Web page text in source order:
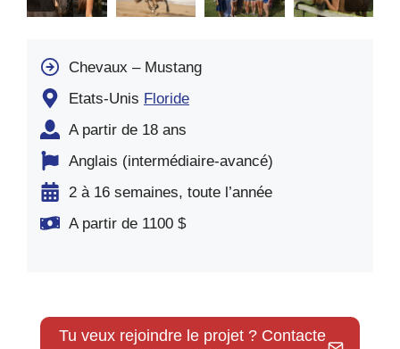
Chevaux – Mustang
Etats-Unis Floride
A partir de 18 ans
Anglais (intermédiaire-avancé)
2 à 16 semaines, toute l’année
A partir de 1100 $
Tu veux rejoindre le projet ? Contacte